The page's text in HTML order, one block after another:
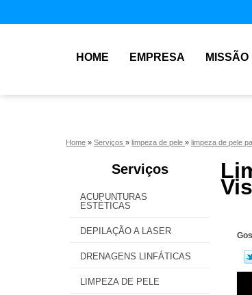
HOME EMPRESA MISSÃO
Home » Serviços » limpeza de pele » limpeza de pele
Serviços
ACUPUNTURAS
ESTÉTICAS
DEPILAÇÃO A LASER
DRENAGENS LINFÁTICAS
LIMPEZA DE PELE